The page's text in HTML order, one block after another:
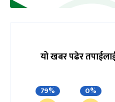
यो खबर पढेर
79% 0%